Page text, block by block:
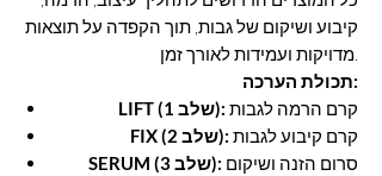
קיבוע ושיקום של גבות, תוך הקפדה על תוצאות
מדויקות ועמידות לאורך זמן.
תכולת הערכה:
LIFT (שלב 1): קרם הרמה לגבות
FIX (שלב 2): קרם קיבוע לגבות
SERUM (שלב 3):